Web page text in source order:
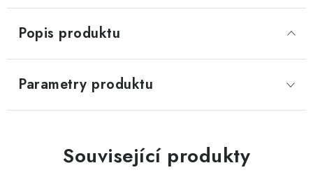
Popis produktu
Parametry produktu
Související produkty